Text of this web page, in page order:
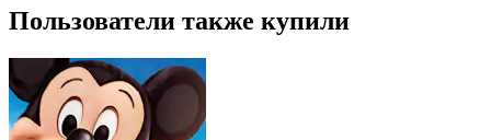
Пользователи также купили